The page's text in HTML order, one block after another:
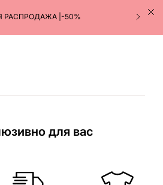
РАСПРОДАЖА |-50%
для вас